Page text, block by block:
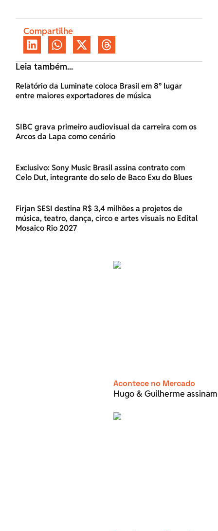
Compartilhe
Leia também...
Relatório da Luminate coloca Brasil em 8º lugar
entre maiores exportadores de música
SIBC grava primeiro audiovisual da carreira com os
Arcos da Lapa como cenário
Exclusivo: Sony Music Brasil assina contrato com
Celo Dut, integrante do selo de Baco Exu do Blues
Firjan SESI destina R$ 3,4 milhões a projetos de
música, teatro, dança, circo e artes visuais no Edital
Mosaico Rio 2027
Acontece no Mercado
Hugo & Guilherme